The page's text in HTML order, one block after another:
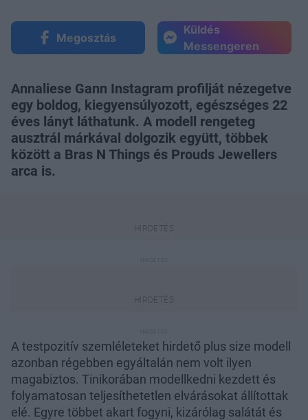
Megosztás
Küldés
Messengeren
Annaliese Gann Instagram profilját nézegetve
egy boldog, kiegyensúlyozott, egészséges 22
éves lányt láthatunk. A modell rengeteg
ausztrál márkával dolgozik együtt, többek
között a Bras N Things és Prouds Jewellers
arca is.
A testpozitív szemléleteket hirdető plus size modell
azonban régebben egyáltalán nem volt ilyen
magabiztos. Tinikorában modellkedni kezdett és
folyamatosan teljesíthetetlen elvárásokat állítottak
elé. Egyre többet akart fogyni, kizárólag salátát és